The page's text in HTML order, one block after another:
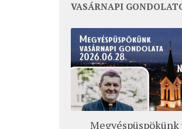
VASÁRNAPI
Megyéspüspökünk